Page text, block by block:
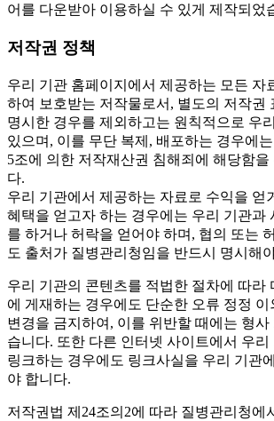
어를 다운받아 이용하실 수 있게 제작되었
저작권 정책
우리 기관 홈페이지에서 제공하는 모든 자
하여 보호받는 저작물로서, 별도의 저작권
명시한 경우를 제외하고는 원칙적으로 우
있으며, 이를 무단 복제, 배포하는 경우에
5조에 의한 저작재산권 침해죄에 해당함을
다.
우리 기관에서 제공하는 자료로 수익을 얻
혜택을 얻고자 하는 경우에는 우리 기관과
를 하거나 허락을 얻어야 하며, 협의 또는
도 출처가 질병관리청임을 반드시 명시해
우리 기관의 콘텐츠를 적법한 절차에 따라
에 게재하는 경우에도 단순한 오류 정정
변경을 금지하여, 이를 위반할 때에는 형사
습니다. 또한 다른 인터넷 사이트에서 우리
링크하는 경우에도 링크사실을 우리 기관
야 합니다.
저작권법 제24조의2에 따라 질병관리청에